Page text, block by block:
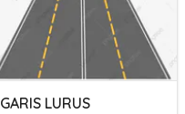
GARIS LURUS